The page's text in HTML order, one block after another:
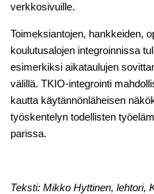
verkkosivuille.
Toimeksiantojen, hankkeiden,
koulutusalojen integroinnissa
esimerkiksi aikataulujen
välillä. TKIO-integrointi
kautta käytännönläheisen
työskentelyn todellisten
parissa.
Teksti: Mikko Hyttinen, lehtori,